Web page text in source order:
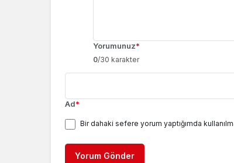
Yorumunuz*
0/30 karakter
Ad*
Bir dahaki sefere yorum yaptığımda
Yorum Gönder